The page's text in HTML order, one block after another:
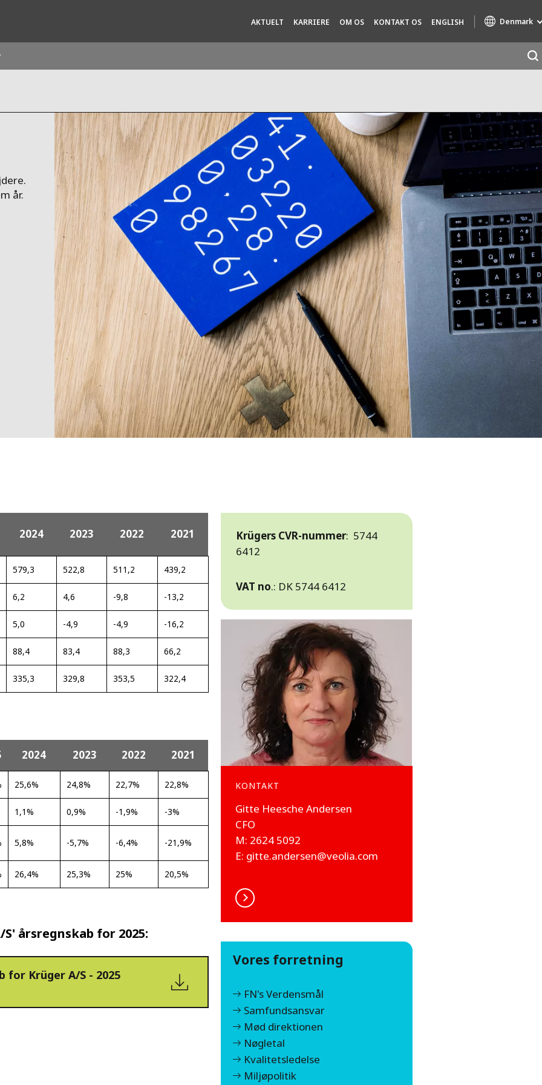
AKTUELT KARRIERE OM OS KONTAKT OS ENGLISH Denmark
ANOXKALDNES
AQUAFLOW
BIOTHANE
ELGA
EVALED
ENTROPÎE
HPD
HYDROTECH
MPP SYSTEMS
OTV
PMT
SIDEM
WESTGARTH
WHITTIER
år.
2024 2023 2022 2021
579,3 522,8 511,2 439,2
6,2 4,6 -9,8 -13,2
5,0 -4,9 -4,9 -16,2
88,4 83,4 88,3 66,2
335,3 329,8 353,5 322,4
2024 2023 2022 2021
25,6% 24,8% 22,7% 22,8%
1,1% 0,9% -1,9% -3%
5,8% -5,7% -6,4% -21,9%
26,4% 25,3% 25% 20,5%
årsregnskab for 2025:
for Krüger A/S - 2025
Krügers CVR-nummer: 5744
6412
VAT no.: DK 5744 6412
KONTAKT
Gitte Heesche Andersen
CFO
M: 2624 5092
E: gitte.andersen@veolia.com
Vores forretning
FN's Verdensmål
Samfundsansvar
Mød direktionen
Nøgletal
Kvalitetsledelse
Miljøpolitik